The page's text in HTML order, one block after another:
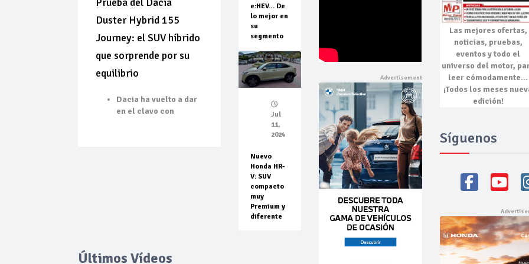
Duster Hybrid 155
Journey: el SUV híbrido
que sorprende por su
equilibrio
Dacia ha vuelto a dar
en el clavo con
e:HEV… De
lo mejor en
su
segmento
Jul
11,
2024
Nuevo
Honda HR-
V: SUV
compacto
muy
Premium y
diferente
Últimos Vídeos
Las mejores ofertas,
noticias, pruebas,
eventosy todo el
universo del motor,
leer cómodamente…
¡Todos los meses
edición!
Síguenos